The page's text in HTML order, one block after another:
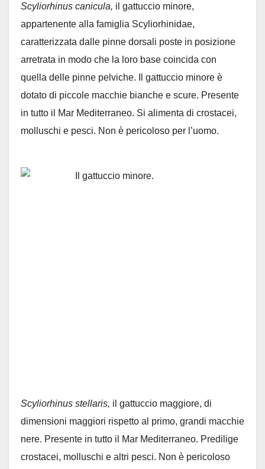
Scyliorhinus canicula, il gattuccio minore,
appartenente alla famiglia Scyliorhinidae,
caratterizzata dalle pinne dorsali poste in posizione
arretrata in modo che la loro base coincida con
quella delle pinne pelviche. Il gattuccio minore è
dotato di piccole macchie bianche e scure. Presente
in tutto il Mar Mediterraneo. Si alimenta di crostacei,
molluschi e pesci. Non è pericoloso per l’uomo.
Scyliorhinus stellaris, il gattuccio maggiore, di
dimensioni maggiori rispetto al primo, grandi macchie
nere. Presente in tutto il Mar Mediterraneo. Predilige
crostacei, molluschi e altri pesci. Non è pericoloso